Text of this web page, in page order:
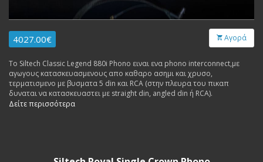
4027.00€ Αγορά
To Siltech Classic Legend 880i Phono ειναι ενα phono interconnect,με
αγωγους κατασκευασμενους απο καθαρο ασημι και χρυσο,
τερματισμενο με βυσματα 5 din και RCA (στην πλευρα του πικαπ
δυναται να κατασκευαστει με straight din, angled din ή RCA).
Δείτε περισσότερα